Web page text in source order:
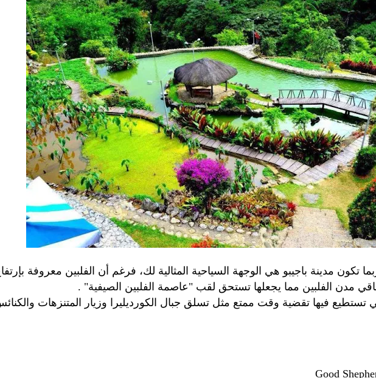
مدينة باجيبو هي الوجهة السياحية المثالية لك، فرغم أن الفلبين معروفة
مدن الفلبين مما يجعلها تستحق لقب "عاصمة الفلبين الصيفية" .
تستطيع فيها تقضية وقت ممتع مثل تسلق جبال الكورديليرا وزيار المتنزهات
Good